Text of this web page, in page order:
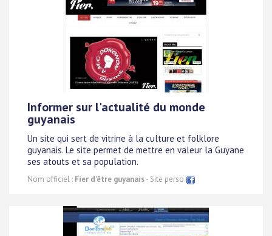
Informer sur l'actualité du monde
guyanais
Un site qui sert de vitrine à la culture et folklore
guyanais. Le site permet de mettre en valeur la Guyane
ses atouts et sa population.
Nom officiel : Fier d'être guyanais- Site perso